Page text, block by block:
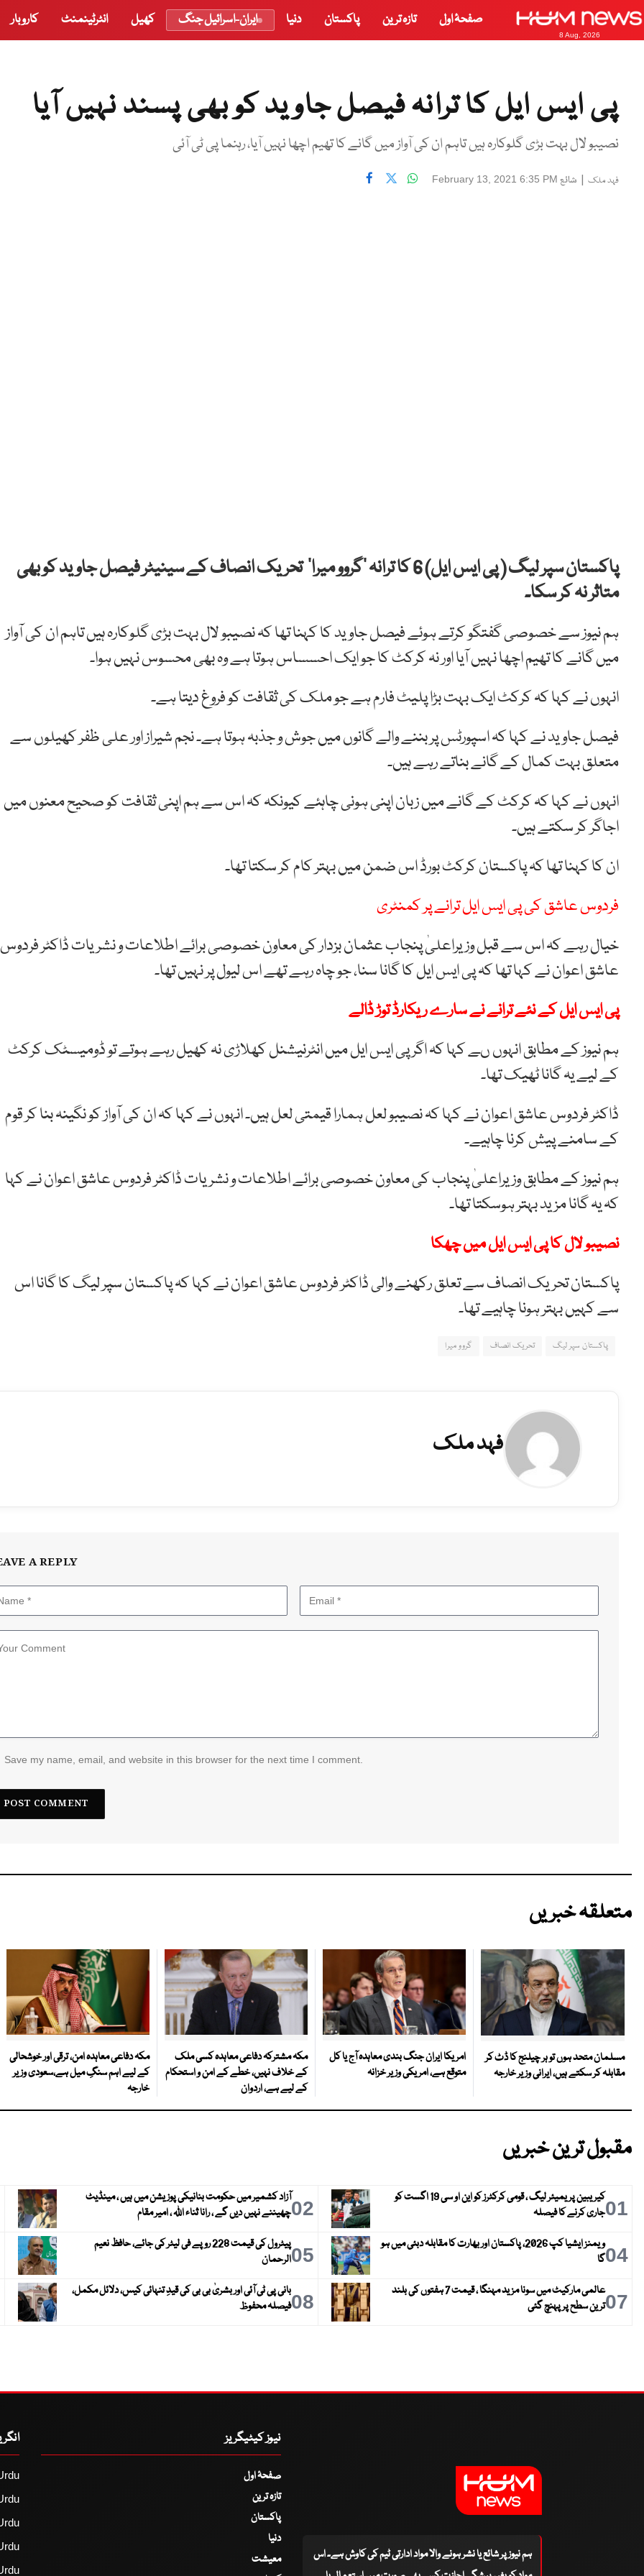
8 Aug, 2026
صفحۂ اول تازہ ترین پاکستان دنیا ایران-اسرائیل جنگ کھیل انٹرٹینمنٹ کاروبار
پی ایس ایل کا ترانہ فیصل جاوید کو بھی پسند نہیں آیا
نصیبو لال بہت بڑی گلوکارہ ہیں تاہم ان کی آواز میں گانے کا تھیم اچھا نہیں آیا، رہنما پی ٹی آئی
فہد ملک | شائع February 13, 2021 6:35 PM
پاکستان سپر لیگ ( پی ایس ایل) 6 کا ترانہ ’گروو میرا‘ تحریک انصاف کے سینیٹر فیصل جاوید کو بھی
متاثر نہ کر سکا۔
ہم نیوز سے خصوصی گفتگو کرتے ہوئے فیصل جاوید کا کہنا تھا کہ نصیبو لال بہت بڑی گلوکارہ ہیں تاہم ان کی آواز
میں گانے کا تھیم اچھا نہیں آیا اور نہ کرکٹ کا جو ایک احسساس ہوتا ہے وہ بھی محسوس نہیں ہوا۔
انہوں نے کہا کہ کرکٹ ایک بہت بڑا پلیٹ فارم ہے جو ملک کی ثقافت کو فروغ دیتا ہے۔
فیصل جاوید نے کہا کہ اسپورٹس پر بننے والے گانوں میں جوش و جذبہ ہوتا ہے۔ نجم شیراز اور علی ظفر کھیلوں سے
متعلق بہت کمال کے گانے بناتے رہے ہیں۔
انہوں نے کہا کہ کرکٹ کے گانے میں زبان اپنی ہونی چاہئے کیونکہ کہ اس سے ہم اپنی ثقافت کو صحیح معنوں میں
اجاگر کر سکتے ہیں۔
ان کا کہنا تھا کہ پاکستان کرکٹ بورڈ اس ضمن میں بہتر کام کر سکتا تھا۔
فردوس عاشق کی پی ایس ایل ترانے پر کمنٹری
خیال رہے کہ اس سے قبل وزیراعلیٰ پنجاب عثمان بزدار کی معاون خصوصی برائے اطلاعات و نشریات ڈاکٹر فردوس
عاشق اعوان نے کہا تھا کہ پی ایس ایل کا گانا سنا، جو چاہ رہے تھے اس لیول پر نہیں تھا۔
پی ایس ایل کے نئے ترانے نے سارے ریکارڈ توڑ ڈالے
ہم نیوز کے مطابق انہوں ںے کہا کہ اگر پی ایس ایل میں انٹرنیشنل کھلاڑی نہ کھیل رہے ہوتے تو ڈومیسٹک کرکٹ
کے لیے یہ گانا ٹھیک تھا۔
ڈاکٹر فردوس عاشق اعوان نے کہا کہ نصیبو لعل ہمارا قیمتی لعل ہیں۔ انہوں نے کہا کہ ان کی آواز کو نگینہ بنا کر قوم
کے سامنے پیش کرنا چاہیے۔
ہم نیوز کے مطابق وزیراعلیٰ پنجاب کی معاون خصوصی برائے اطلاعات و نشریات ڈاکٹر فردوس عاشق اعوان نے کہا
کہ یہ گانا مزید بہتر ہوسکتا تھا۔
نصیبو لال کا پی ایس ایل میں چھکا
پاکستان تحریک انصاف سے تعلق رکھنے والی ڈاکٹر فردوس عاشق اعوان نے کہا کہ پاکستان سپر لیگ کا گانا اس
سے کہیں بہتر ہونا چاہیے تھا۔
پاکستان سپر لیگ تحریک انصاف گروو میرا
فہد ملک
A REPLY
Save my name, email, and website in this browser for the next time I comment.
متعلقہ خبریں
مسلمان متحد ہوں تو ہر چیلنج کا ڈٹ کر
مقابلہ کر سکتے ہیں، ایرانی وزیر خارجہ
امریکا ایران جنگ بندی معاہدہ آج یا کل
متوقع ہے، امریکی وزیر خزانہ
مکہ مشترکہ دفاعی معاہدہ کسی ملک
کے خلاف نہیں، خطے کے امن و استحکام
کے لیے ہے، اردوان
مکہ دفاعی معاہدہ امن، ترقی اور خوشحالی
کے لیے اہم سنگِ میل ہے،سعودی وزیر
خارجہ
مقبول ترین خبریں
01
کیریبین پریمیئر لیگ ، قومی کرکٹرز کو این او سی 19 اگست کو
جاری کرنے کا فیصلہ
02آزاد کشمیر میں حکومت بنانیکی پوزیشن میں ہیں ، مینڈیٹ
چھیننے نہیں دیں گے ، رانا ثناء اللہ ، امیر مقام
04
ویمنز ایشیا کپ 2026، پاکستان اور بھارت کا مقابلہ دبئی میں ہو
گا
05
پیٹرول کی قیمت 228 روپے فی لیٹر کی جائے، حافظ نعیم
الرحمان
07
عالمی مارکیٹ میں سونا مزید مہنگا ، قیمت 7 ہفتوں کی بلند
ترین سطح پر پہنچ گئی
08بانی پی ٹی آئی اور بشریٰ بی بی کی قیدِ تنہائی کیس، دلائل مکمل،
فیصلہ محفوظ
ہم نیوز پر شائع یا نشر ہونے والا مواد ادارتی ٹیم کی کاوش ہے۔ اس
نیوز کیٹیگریز
صفحۂ اول
تازہ ترین
پاکستان
دنیا
معیشت